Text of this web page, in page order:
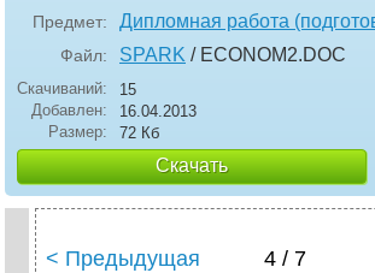
Предмет: Дипломная работа
Файл: SPARK / ECONOM2.DOC
Скачиваний:
15
Добавлен:
16.04.2013
Размер:
72 Кб
Скачать
< Предыдущая 4 / 7